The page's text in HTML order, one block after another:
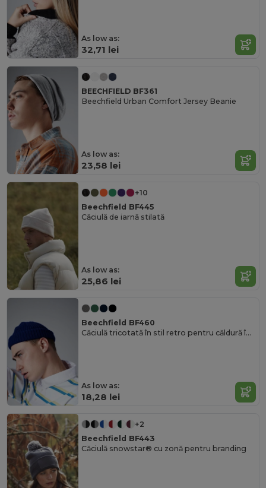
As low as:
32,71 lei
BEECHFIELD BF361
Beechfield Urban Comfort Jersey Beanie
As low as:
23,58 lei
+10
Beechfield BF445
Căciulă de iarnă stilată
As low as:
25,86 lei
Beechfield BF460
Căciulă tricotată în stil retro pentru căldură în timpul iernii
As low as:
18,28 lei
+2
Beechfield BF443
Căciulă snowstar® cu zonă pentru branding